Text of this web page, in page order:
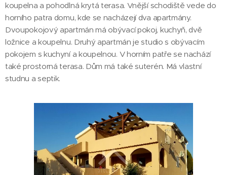
koupelna a pohodlná krytá terasa. Vnější schodiště vede do
horního patra domu, kde se nacházejí dva apartmány.
Dvoupokojový apartmán má obývací pokoj, kuchyň, dvě
ložnice a koupelnu. Druhý apartmán je studio s obývacím
pokojem s kuchyní a koupelnou. V horním patře se nachází
také prostorná terasa. Dům má také suterén. Má vlastní
studnu a septik.